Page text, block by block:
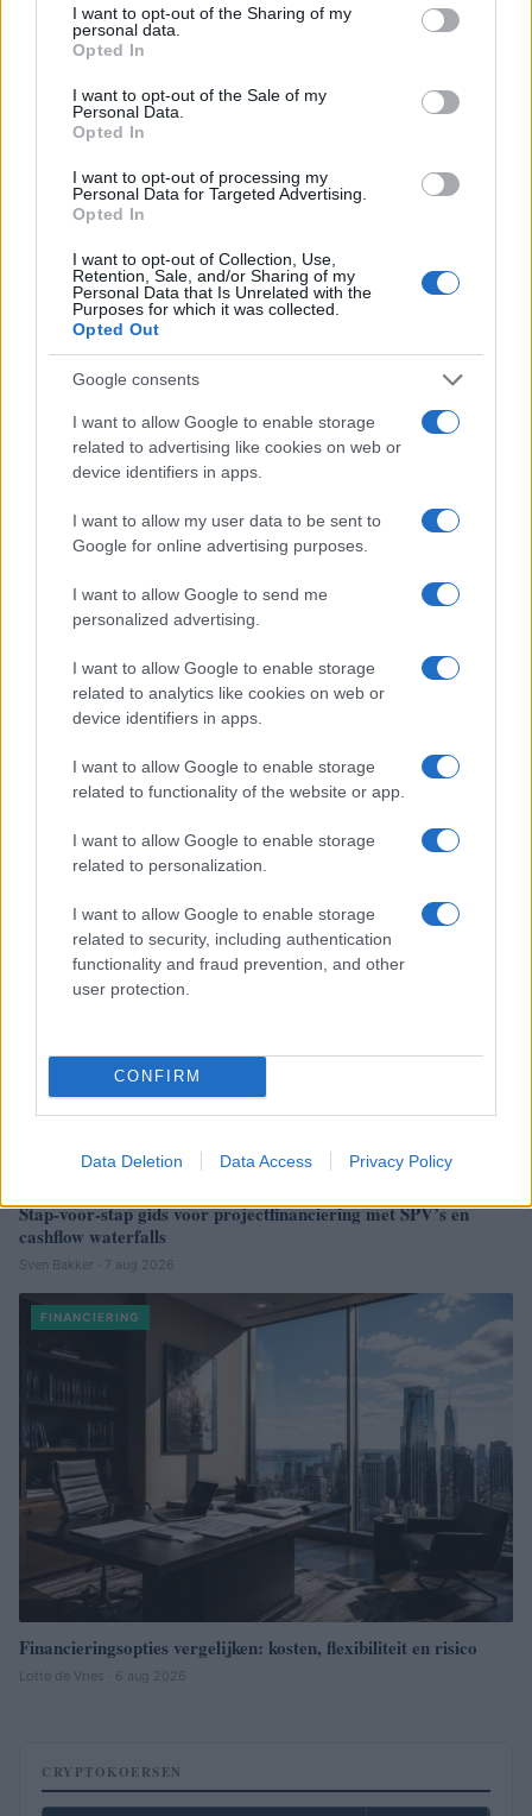
not limited to your visit or usage behaviour. You may click to
grant or deny consent to Google and its third-party tags to
use your data for below specified purposes in below Google
consent section.
I want to opt-out of the Sharing of my
personal data.
Opted In
I want to opt-out of the Sale of my
Personal Data.
Opted In
I want to opt-out of processing my
Personal Data for Targeted Advertising.
Opted In
I want to opt-out of Collection, Use,
Retention, Sale, and/or Sharing of my
Personal Data that Is Unrelated with the
Purposes for which it was collected.
Opted Out
Google consents
I want to allow Google to enable storage
related to advertising like cookies on web or
device identifiers in apps.
I want to allow my user data to be sent to
Google for online advertising purposes.
I want to allow Google to send me
personalized advertising.
I want to allow Google to enable storage
related to analytics like cookies on web or
device identifiers in apps.
I want to allow Google to enable storage
related to functionality of the website or app.
I want to allow Google to enable storage
related to personalization.
I want to allow Google to enable storage
related to security, including authentication
functionality and fraud prevention, and other
user protection.
CONFIRM
Data Deletion Data Access Privacy Policy
Verder lezen
FINANCIERING
Amerikaanse werkloosheidscijfers dalen: wat houdt dit in voor
de economie?
Stap-voor-stap gids voor projectfinanciering met SPV’s en
cashflow waterfalls
Sven Bakker · 7 aug 2026
FINANCIERING
Financieringsopties vergelijken: kosten, flexibiliteit en risico
Lotte de Vries · 6 aug 2026
CRYPTOKOERSEN